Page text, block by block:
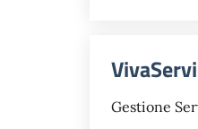
Gestione